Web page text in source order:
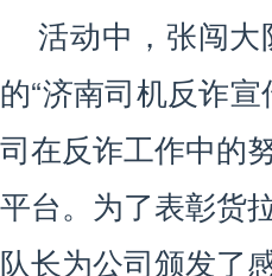
活动中，张闯
的“济南司机反诈
司在反诈工作中的
平台。为了表彰货
队长为公司颁发了